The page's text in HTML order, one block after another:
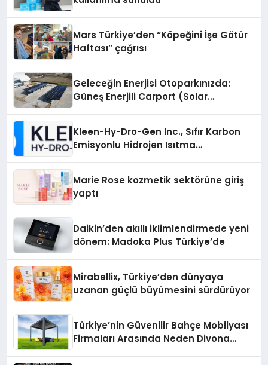
Mars Türkiye’den “Köpeğini İşe Götür
Haftası” çağrısı
Geleceğin Enerjisi Otoparkınızda:
Güneş Enerjili Carport (Solar
Kleen-Hy-Dro-Gen Inc., Sıfır Karbon
Emisyonlu Hidrojen Isıtma
Marie Rose kozmetik sektörüne giriş
yaptı
Daikin’den akıllı iklimlendirmede yeni
dönem: Madoka Plus Türkiye’de
Mirabellix, Türkiye’den dünyaya
uzanan güçlü büyümesini sürdürüyor
Türkiye’nin Güvenilir Bahçe Mobilyası
Firmaları Arasında Neden Divona